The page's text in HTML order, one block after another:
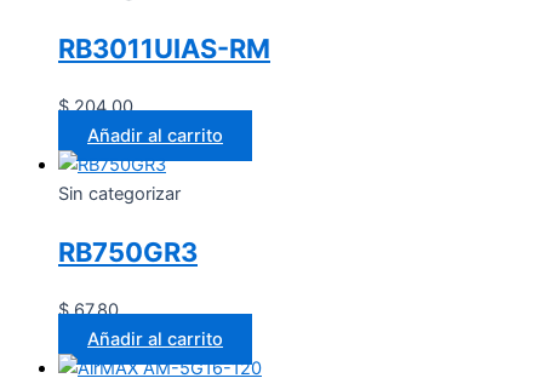
RB3011UIAS-RM
$204.00
Añadir al carrito
Sin categorizar
RB750GR3
$67.80
Añadir al carrito